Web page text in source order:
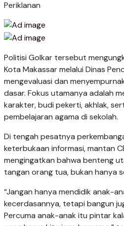
Periklanan
Politisi Golkar tersebut
Kota Makassar melalui Dinas
mengevaluasi dan
dasar. Fokus utamanya adalah
karakter, budi pekerti, akhlak,
pembelajaran agama di sekolah.
Di tengah pesatnya
keterbukaan informasi, mantan
mengingatkan bahwa benteng
tangan orang tua, bukan hanya
“Jangan hanya mendidik anak-
kecerdasannya, tetapi bangun
Percuma anak-anak itu pintar